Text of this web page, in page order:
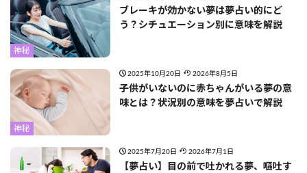
神秘
ブレーキが効かない夢は夢占い的にど
う？シチュエーション別に意味を解説
神秘
2025年10月20日 2026年8月5日
子供がいないのに赤ちゃんがいる夢の意
味とは？状況別の意味を夢占いで解説
2025年7月20日 2026年7月1日
【夢占い】目の前で吐かれる夢、嘔吐す